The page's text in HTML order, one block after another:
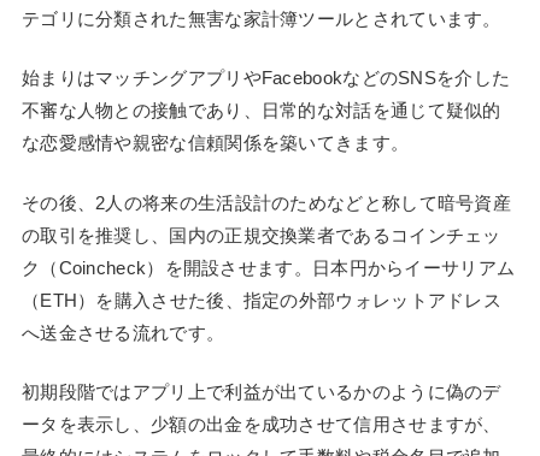
テゴリに分類された無害な家計簿ツールとされています。
始まりはマッチングアプリやFacebookなどのSNSを介した
不審な人物との接触であり、日常的な対話を通じて疑似的
な恋愛感情や親密な信頼関係を築いてきます。
その後、2人の将来の生活設計のためなどと称して暗号資産
の取引を推奨し、国内の正規交換業者であるコインチェッ
ク（Coincheck）を開設させます。日本円からイーサリアム
（ETH）を購入させた後、指定の外部ウォレットアドレス
へ送金させる流れです。
初期段階ではアプリ上で利益が出ているかのように偽のデ
ータを表示し、少額の出金を成功させて信用させますが、